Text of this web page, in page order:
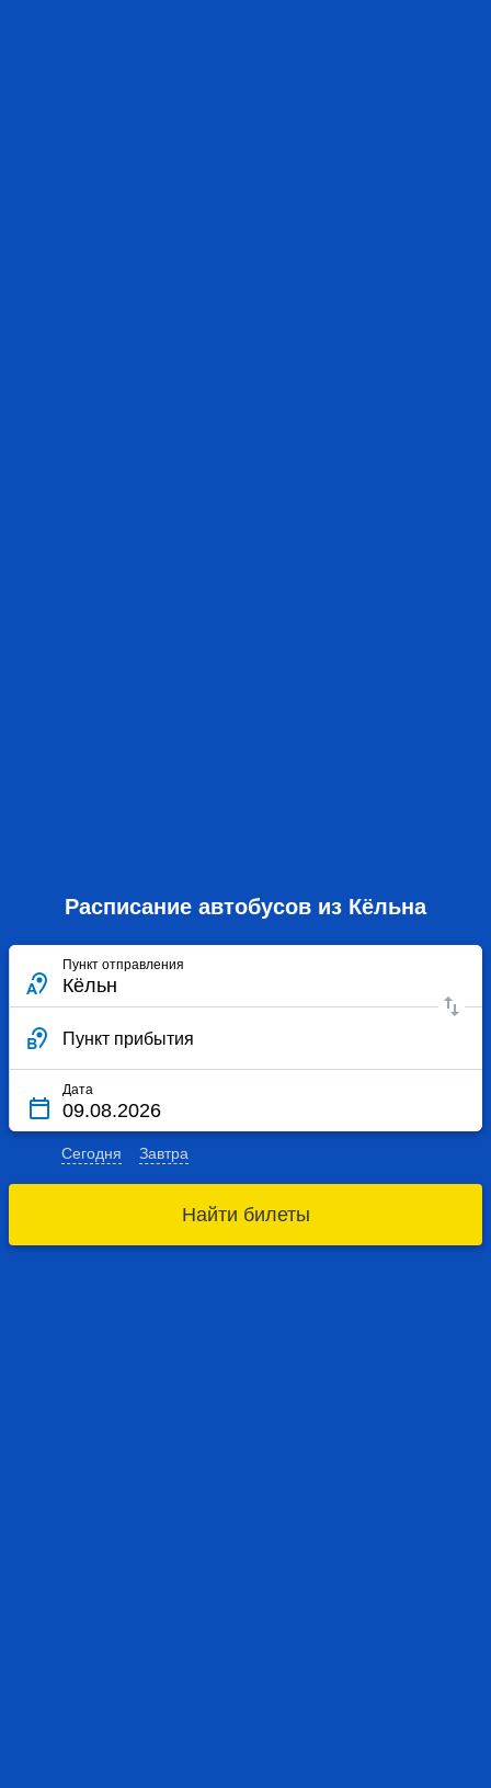
Расписание автобусов из Кёльна
Пункт отправления
Пункт прибытия
Дата
Сегодня Завтра
Найти билеты